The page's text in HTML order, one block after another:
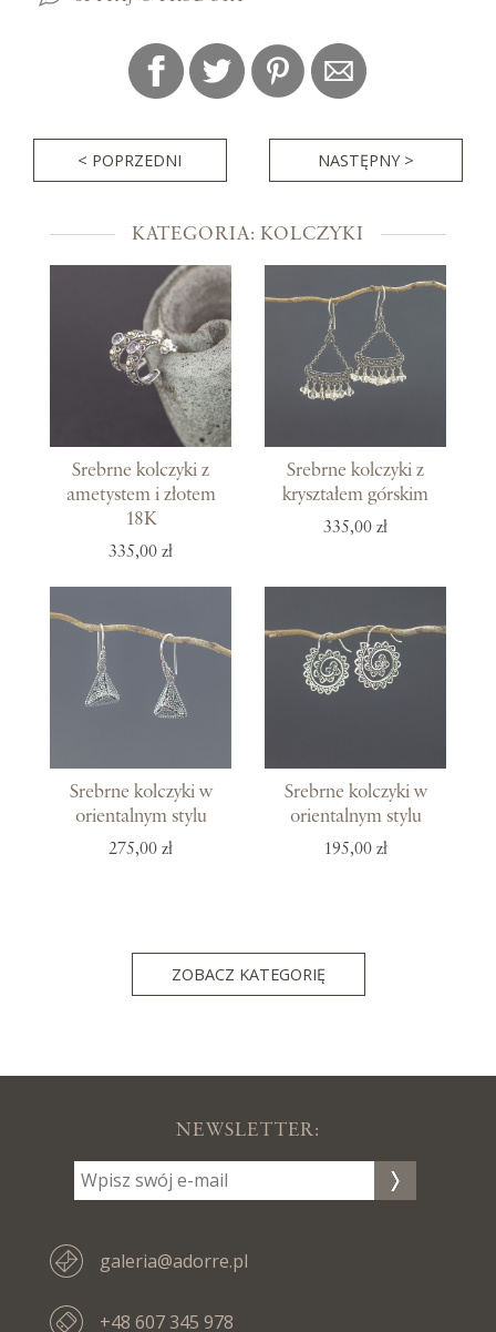
< POPRZEDNI NASTĘPNY >
KATEGORIA: KOLCZYKI
Srebrne kolczyki z
ametystem i złotem
18K
335,00 zł
Srebrne kolczyki z
kryształem górskim
335,00 zł
Srebrne kolczyki w
orientalnym stylu
275,00 zł
Srebrne kolczyki w
orientalnym stylu
195,00 zł
ZOBACZ KATEGORIĘ
NEWSLETTER:
galeria@adorre.pl
+48 607 345 978